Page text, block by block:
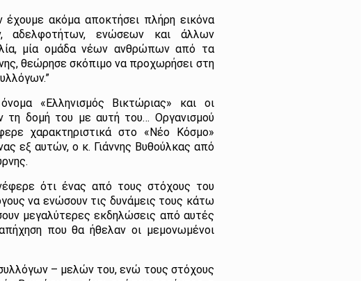
ακόμα αποκτήσει πλήρη εικόνα
αδελφοτήτων, ενώσεων και άλλων
μία ομάδα νέων ανθρώπων από τα
θεώρησε σκόπιμο να προχωρήσει στη
«Ελληνισμός Βικτώριας» και οι
τη δομή του με αυτή του… Οργανισμού
χαρακτηριστικά στο «Νέο Κόσμο»
εξ αυτών, ο κ. Γιάννης Βυθούλκας από
ότι ένας από τους στόχους του
να ενώσουν τις δυνάμεις τους κάτω
μεγαλύτερες εκδηλώσεις από αυτές
που θα ήθελαν οι μεμονωμένοι
– μελών του, ενώ τους στόχους